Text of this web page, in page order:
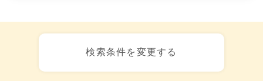
検索条件を変更する